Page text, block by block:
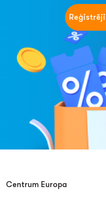
Centrum Europa